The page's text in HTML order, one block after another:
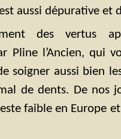
aussi dépurative et
des vertus
Pline l’Ancien, qui
soigner aussi bien
de dents. De nos
faible en Europe